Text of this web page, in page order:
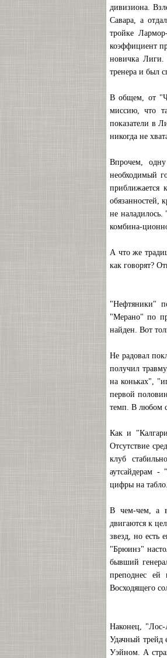
дивизиона.
Савара, а
тройке
коэффициент
новичка Лиги.
тренера и был
В общем, от
миссию, что
показатели в
никогда не
Впрочем,
необходимый
приближается
обязанностей,
не
комбина-
А что же
как говорят?
"Нефтяники"
"Мерано" по
найден. Вот
Не радовал
получил
на коньках",
первой
темп. В любом
Как и
Отсутствие
клуб
аутсайдерам -
цифры на
В чем-чем, а
двигаются к
звезд, но есть
"Брюинз"
бывший
преподнес ей
Восходящего
Наконец,
Удачный трейд
Уэйном. А